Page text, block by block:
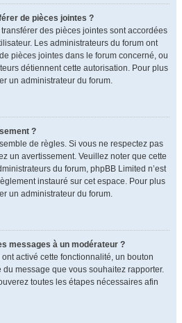
de pièces jointes ?
des pièces jointes sont accordées
Les administrateurs du forum ont
pièces jointes dans le forum concerné, ou
détiennent cette autorisation. Pour plus
un administrateur du forum.
?
de règles. Si vous ne respectez pas
un avertissement. Veuillez noter que cette
du forum, phpBB Limited n’est
instauré sur cet espace. Pour plus
un administrateur du forum.
messages à un modérateur ?
activé cette fonctionnalité, un bouton
message que vous souhaitez rapporter.
toutes les étapes nécessaires afin